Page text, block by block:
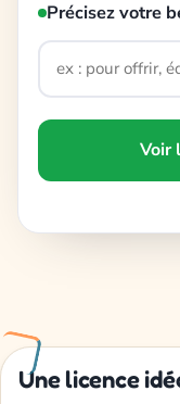
Précisez votre
Voir
Une licence